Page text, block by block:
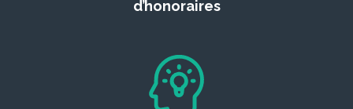
d’honoraires